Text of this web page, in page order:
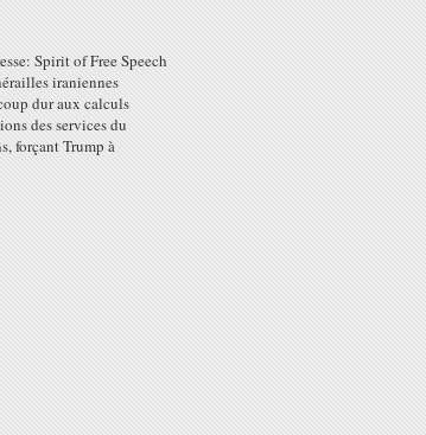
Spirit of Free Speech
iraniennes
dur aux calculs
des services du
forçant Trump à